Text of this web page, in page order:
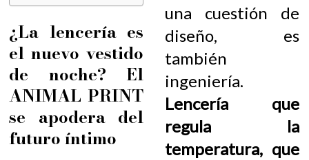
¿La lencería es
el nuevo vestido
de noche? El
ANIMAL PRINT
se apodera del
futuro íntimo
una cuestión de
diseño, es
también
ingeniería.
Lencería que
regula la
temperatura, que